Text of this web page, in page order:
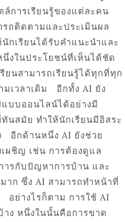
ล์การเรียนรู้ของแต่ละคน
ถติดตามและประเมินผล
กเรียนได้รับคำแนะนำและ
ในประโยชน์ที่เห็นได้ชัด
ยนสามารถเรียนรู้ได้ทุกที่ทุก
มเวลาเดิม อีกทั้ง AI ยัง
แบบออนไลน์ได้อย่างมี
นสมัย ทำให้นักเรียนมีอิสระ
อีกด้านหนึ่ง AI ยังช่วย
ผชิญ เช่น การต้องดูแล
ารกับปัญหาการบ้าน และ
าก ซึ่ง AI สามารถทำหน้าที่
อย่างไรก็ตาม การใช้ AI
ง หนึ่งในนั้นคือการขาด